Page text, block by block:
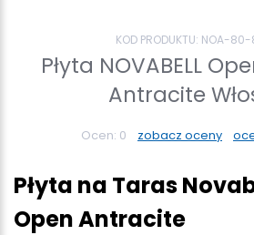
KOD PRODUKTU: NOA-
Płyta NOVABELL
Antracite
Ocen: 0 zobacz oceny
Płyta na Taras
Open Antracite